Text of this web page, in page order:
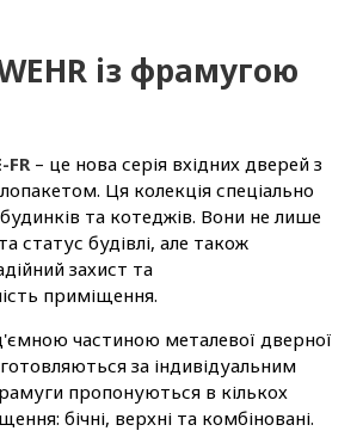
із фрамугою
FR– це нова серія вхідних дверей з
Ця колекція спеціально
та котеджів. Вони не лише
статус будівлі, але також
захист та
приміщення.
частиною металевої дверної
за індивідуальним
пропонуються в кількох
бічні, верхні та комбіновані.